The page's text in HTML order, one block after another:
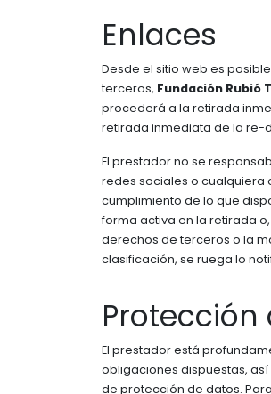
Enlaces
Desde el sitio web es
terceros, Fundación Rubió
procederá a la retirada
retirada inmediata de la re-
El prestador no se
redes sociales o cualquiera
cumplimiento de lo que
forma activa en la retirada
derechos de terceros o la
clasificación, se ruega lo
El prestador está
obligaciones dispuestas,
de protección de datos.